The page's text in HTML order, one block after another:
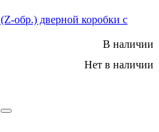
обр.) дверной коробки с
В наличии
Нет в наличии